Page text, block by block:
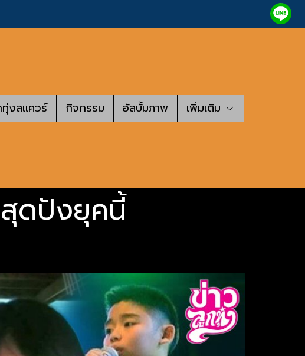
งสแควร์ กิจกรรม อัลบั้มภาพ เพิ่มเติม
สุดปังยุคนี้